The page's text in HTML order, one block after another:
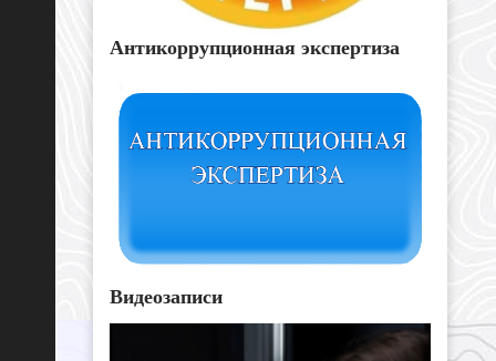
Антикоррупционная экспертиза
Видеозаписи